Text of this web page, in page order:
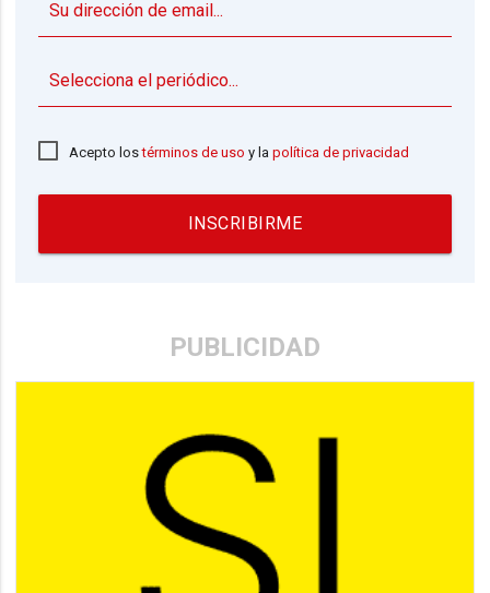
Acepto lostérminos de uso y lapolítica de privacidad
INSCRIBIRME
PUBLICIDAD